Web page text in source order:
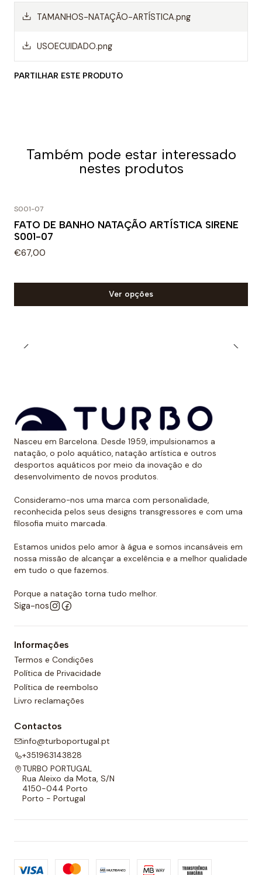
TAMANHOS-NATAÇÃO-ARTÍSTICA.png
USOECUIDADO.png
PARTILHAR ESTE PRODUTO
Também pode estar interessado
nestes produtos
S001-07
FATO DE BANHO NATAÇÃO ARTÍSTICA SIRENE
S001-07
€67,00
Ver opções
Nasceu em Barcelona. Desde 1959, impulsionamos a
natação, o polo aquático, natação artística e outros
desportos aquáticos por meio da inovação e do
desenvolvimento de novos produtos.
Consideramo-nos uma marca com personalidade,
reconhecida pelos seus designs transgressores e com uma
filosofia muito marcada.
Estamos unidos pelo amor à água e somos incansáveis em
nossa missão de alcançar a excelência e a melhor qualidade
em tudo o que fazemos.
Porque a natação torna tudo melhor.
Siga-nos
Informações
Termos e Condições
Política de Privacidade
Política de reembolso
Livro reclamações
Contactos
info@turboportugal.pt
+351963143828
TURBO PORTUGAL
Rua Aleixo da Mota, S/N
4150-044 Porto
Porto - Portugal